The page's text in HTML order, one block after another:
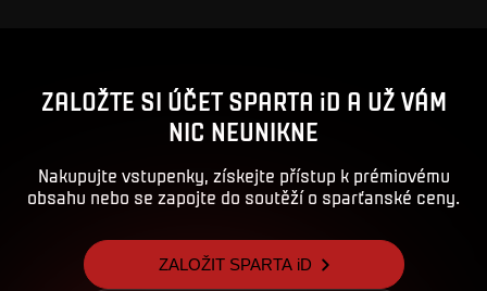
ZALOŽTE SI ÚČET SPARTA iD A UŽ VÁM
NIC NEUNIKNE
Nakupujte vstupenky, získejte přístup k prémiovému
obsahu nebo se zapojte do soutěží o sparťanské ceny.
ZALOŽIT SPARTA iD